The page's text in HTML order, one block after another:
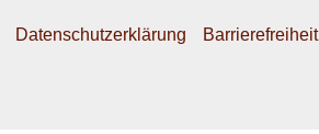
Datenschutzerklärung Barrierefreiheit